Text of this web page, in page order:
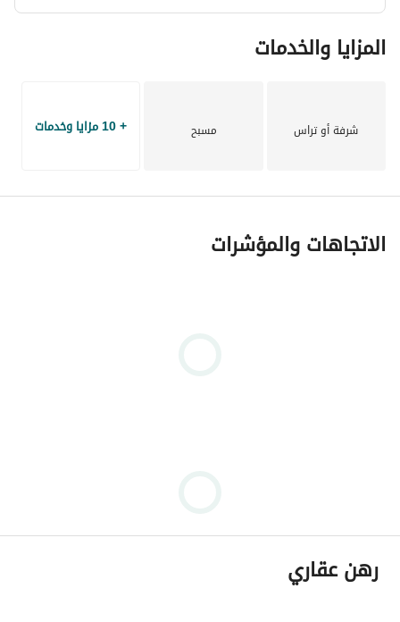
المزايا والخدمات
شرفة أو تراس مسبح + 10 مزايا وخدمات
الاتجاهات والمؤشرات
رهن عقاري